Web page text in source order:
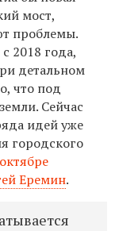
мост,
проблемы.
2018 года,
детальном
что под
Сейчас
идей уже
городского
Еремин.